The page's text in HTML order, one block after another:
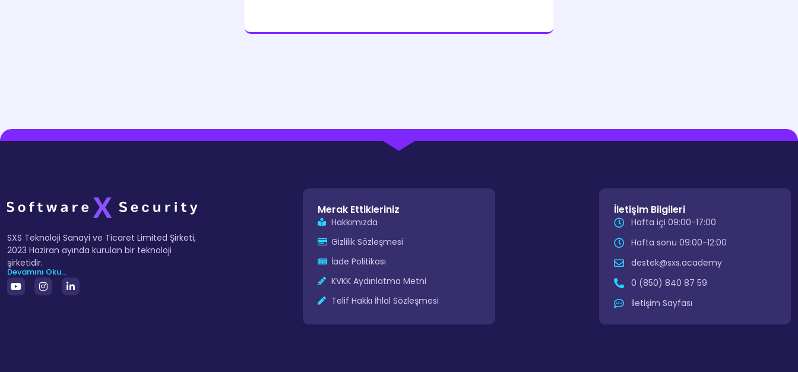
SXS Teknoloji Sanayi ve Ticaret Limited Şirketi,
2023 Haziran ayında kurulan bir teknoloji
şirketidir.
Devamını Oku...
Merak Ettikleriniz
Hakkımızda
Gizlilik Sözleşmesi
İade Politikası
KVKK Aydınlatma Metni
Telif Hakkı İhlal Sözleşmesi
İletişim Bilgileri
Hafta içi 09:00-17:00
Hafta sonu 09:00-12:00
destek@sxs.academy
0 (850) 840 87 59
İletişim Sayfası